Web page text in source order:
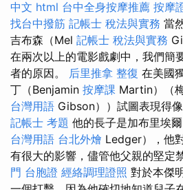
中文 html 台中全身按摩推薦 按摩
找台中撥筋 記帳士 稅法與實務 當
吉布森（Mel 記帳士 稅法與實務
在兩次以上的電影戲劇中，我們簡
者的原因。 后里推拿 整復 在美國
丁（Benjamin 按摩課 Martin）（
台灣用語 Gibson））試圖表現得
記帳士 考題 他的長子是加布里埃
台灣用語 台北外燴 Ledger），他
有很大的影響，儘管他父親的堅定
門 台胞證 經絡調理證照 對於本傑